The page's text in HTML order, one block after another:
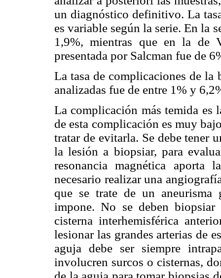
un diagnóstico definitivo. La
es variable según la serie. En la
1,9%, mientras que en la de
presentada por Salcman fue de
La tasa de complicaciones de la
analizadas fue de entre 1% y
La complicación más temida es
de esta complicación es muy
tratar de evitarla. Se debe tener
la lesión a biopsiar, para
resonancia magnética aporta
necesario realizar una
que se trate de un aneurisma
impone. No se deben
cisterna interhemisférica
lesionar las grandes arterias de
aguja debe ser siempre
involucren surcos o cisternas,